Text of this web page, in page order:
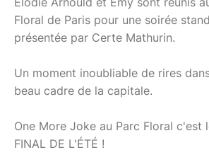
Floral de Paris pour une soirée
présentée par Certe Mathurin.
Un moment inoubliable de rires
beau cadre de la capitale.
One More Joke au Parc Floral c'est
FINAL DE L'ÉTÉ !